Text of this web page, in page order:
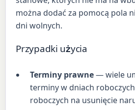
można dodać za pomocą pola
dni wolnych.
Przypadki użycia
Terminy prawne— wiele
terminy w dniach
roboczych na usunięcie